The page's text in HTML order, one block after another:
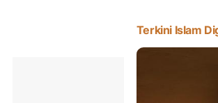
Terkini Islam